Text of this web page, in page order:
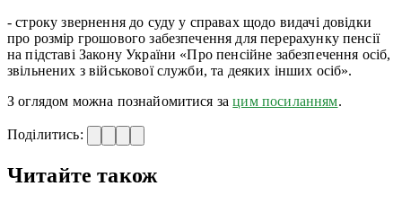
- строку звернення до суду у справах щодо видачі довідки
про розмір грошового забезпечення для перерахунку пенсії
на підставі Закону України «Про пенсійне забезпечення осіб,
звільнених з військової служби, та деяких інших осіб».
З оглядом можна познайомитися зацим посиланням.
Поділитись:
Читайте також